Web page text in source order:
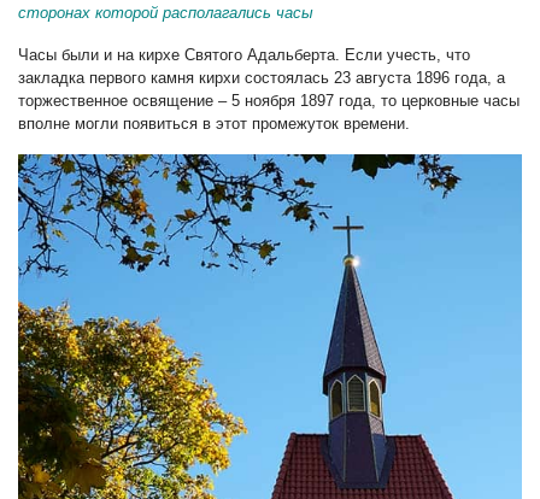
сторонах которой располагались часы
Часы были и на кирхе Святого Адальберта. Если учесть, что
закладка первого камня кирхи состоялась 23 августа 1896 года, а
торжественное освящение – 5 ноября 1897 года, то церковные часы
вполне могли появиться в этот промежуток времени.